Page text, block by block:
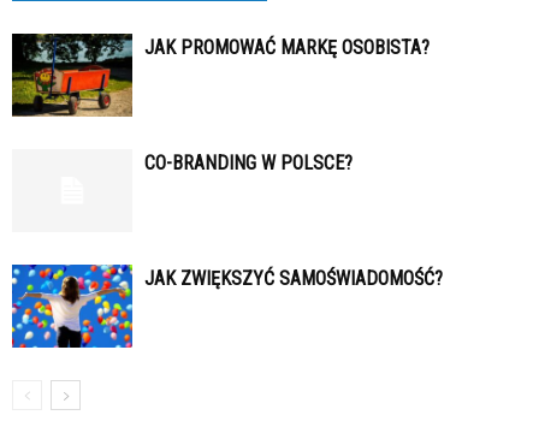
JAK PROMOWAĆ MARKĘ OSOBISTA?
CO-BRANDING W POLSCE?
JAK ZWIĘKSZYĆ SAMOŚWIADOMOŚĆ?